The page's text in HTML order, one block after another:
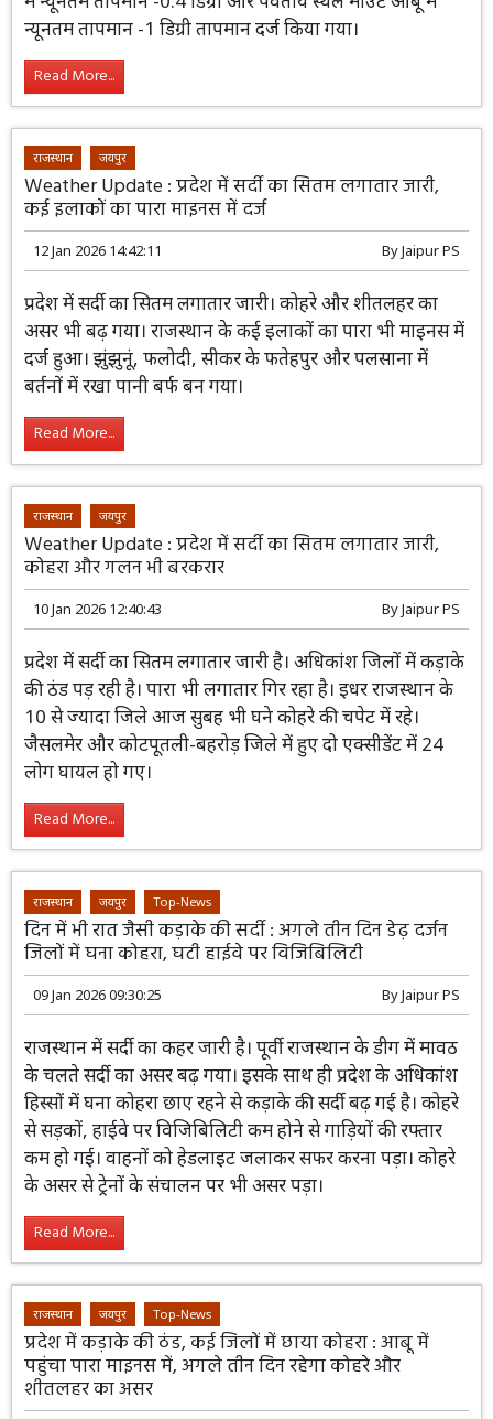
भी पारा माइनस में दर्ज हुआ। फतेहपुर में न्यूनतम
तापमान -1 डिग्री तापमान दर्ज किया गया।
Read More...
राजस्थान जयपुर
Weather Update : प्रदेश में सर्दी का सितम लगातार जारी,
कई इलाकों का पारा माइनस में दर्ज
12 Jan 2026 14:42:11
शीतलहर का असर भी बढ़ गया। राजस्थान के
कई इलाकों का पारा भी माइनस में दर्ज हुआ।
झुंझुनूं, फलोदी, सीकर के फतेहपुर और पलसाना में बर्तनों में रखा
पानी बर्फ बन गया।
Read More...
राजस्थान जयपुर
Weather Update : प्रदेश में सर्दी का सितम लगातार जारी,
कोहरा और गलन भी बरकरार
10 Jan 2026 12:40:43
अधिकांश जिलों में कड़ाके की ठंड पड़ रही है।
10 से ज्यादा जिले आज सुबह भी घने कोहरे की चपेट में रहे।
जैसलमेर और कोटपूतली-बहरोड़ जिले में हुए दो एक्सीडेंट में 24
लोग घायल हो गए।
Read More...
राजस्थान जयपुर Top-News
दिन में भी रात जैसी कड़ाके की सर्दी : अगले तीन दिन डेढ़ दर्जन
जिलों में घना कोहरा, घटी हाईवे पर विजिबिलिटी
09 Jan 2026 09:30:25
राजस्थान के डीग में मावठ के चलते सर्दी का असर
बढ़ गया। इसके साथ ही प्रदेश के अधिकांश हिस्सों
में घना कोहरा छाए रहने से कड़ाके की सर्दी बढ़ गई है। कोहरे से
सड़कों, हाईवे पर विजिबिलिटी कम होने से गाड़ियों की रफ्तार कम
हो गई। वाहनों को हेडलाइट जलाकर सफर करना पड़ा। कोहरे के
असर से ट्रेनों के संचालन पर भी असर पड़ा।